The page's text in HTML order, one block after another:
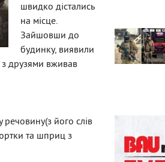
швидко дістались
на місце.
Зайшовши до
будинку, виявили
з друзями вживав
його слів
та шприц з